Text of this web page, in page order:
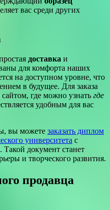
вас среди других
доставка и
для комфорта наших
на доступном уровне, что
в будущее. Для заказа
где можно узнать где
удобным для вас
вы можете заказать диплом
университета с
документ станет
и творческого развития.
продавца